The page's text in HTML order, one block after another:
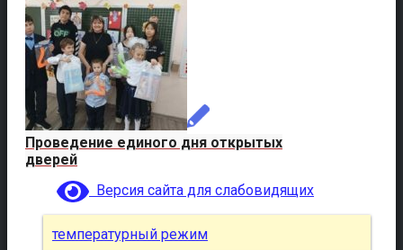
Проведение единого дня открытых
дверей
Версия сайта для слабовидящих
температурный режим